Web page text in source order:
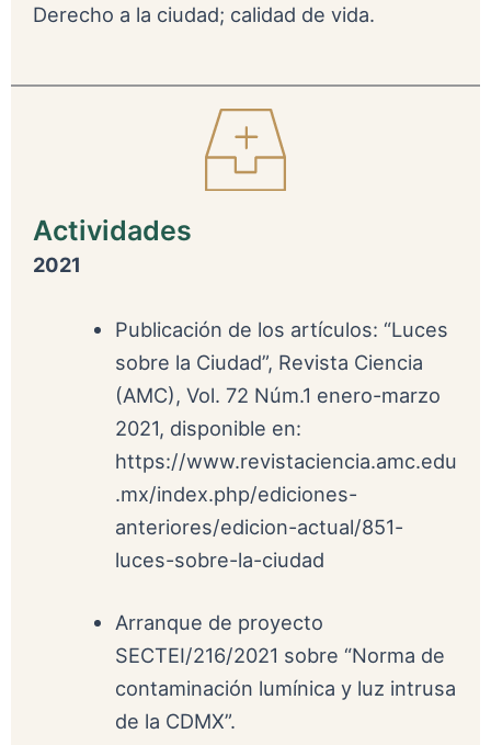
Derecho a la ciudad; calidad de vida.
Actividades
2021
Publicación de los artículos: “Luces
sobre la Ciudad”, Revista Ciencia
(AMC), Vol. 72 Núm.1 enero-marzo
2021, disponible en:
https://www.revistaciencia.amc.edu
.mx/index.php/ediciones-
anteriores/edicion-actual/851-
luces-sobre-la-ciudad
Arranque de proyecto
SECTEI/216/2021 sobre “Norma de
contaminación lumínica y luz intrusa
de la CDMX”.